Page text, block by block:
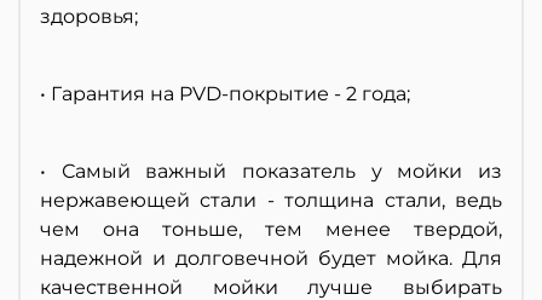
здоровья;
• Гарантия на PVD-покрытие - 2 года;
• Самый важный показатель у мойки из
нержавеющей стали - толщина стали, ведь
чем она тоньше, тем менее твердой,
надежной и долговечной будет мойка. Для
качественной мойки лучше выбирать